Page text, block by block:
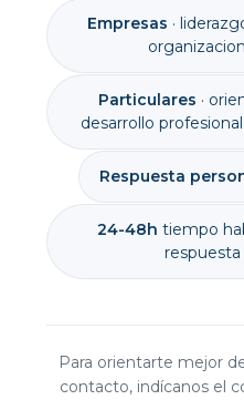
Empresas ·
Particulares ·
desarrollo
Respuesta
24-48h tiempo
respuesta
Para orientarte mejor
contacto, indícanos el